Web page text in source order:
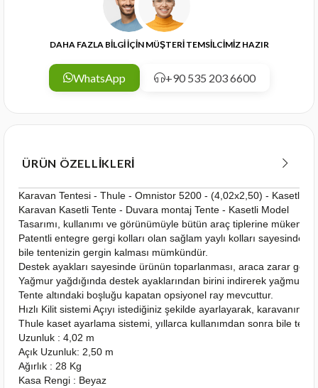
DAHA FAZLA BİLGİ İÇİN MÜŞTERİ TEMSİLCİMİZ HAZIR
WhatsApp +90 535 203 6600
ÜRÜN ÖZELLIKLERI
Karavan Tentesi - Thule - Omnistor 5200 - (4,02x2,50) - Kasetli
Karavan Kasetli Tente - Duvara montaj Tente - Kasetli Model
Tasarımı, kullanımı ve görünümüyle bütün araç tiplerine
Patentli entegre gergi kolları olan sağlam yaylı kolları sayesinde
bile tentenizin gergin kalması mümkündür.
Destek ayakları sayesinde ürünün toparlanması, araca zarar
Yağmur yağdığında destek ayaklarından birini indirerek yağmur
Tente altındaki boşluğu kapatan opsiyonel ray mevcuttur.
Hızlı Kilit sistemi Açıyı istediğiniz şekilde ayarlayarak,
Thule kaset ayarlama sistemi, yıllarca kullanımdan sonra bile
Uzunluk : 4,02 m
Açık Uzunluk: 2,50 m
Ağırlık : 28 Kg
Kasa Rengi : Beyaz